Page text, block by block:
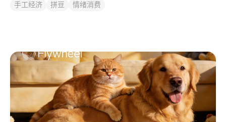
手工经济 拼豆 情绪消费